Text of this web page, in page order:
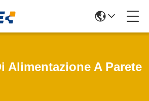
Alimentazione A Parete